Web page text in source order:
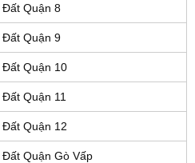
Đất Quận 8
Đất Quận 9
Đất Quận 10
Quận 11
Đất Quận 12
Quận Gò Vấp